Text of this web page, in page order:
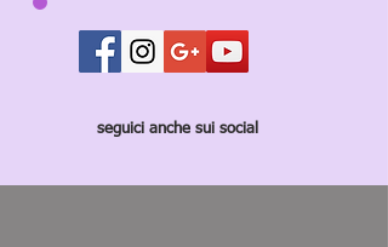
seguici anche sui social